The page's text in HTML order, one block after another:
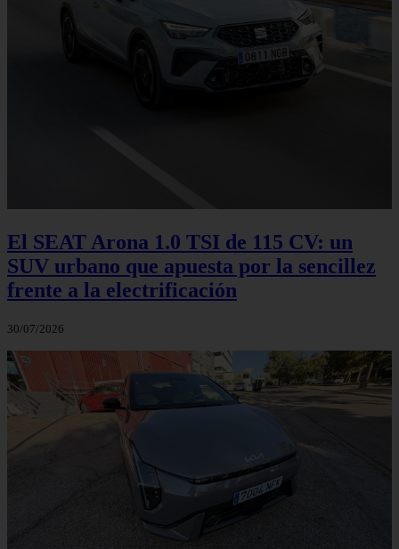
El SEAT Arona 1.0 TSI de 115 CV: un
SUV urbano que apuesta por la sencillez
frente a la electrificación
30/07/2026